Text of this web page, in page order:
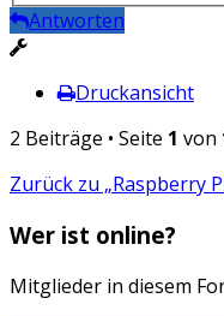
Antworten
Druckansicht
2 Beiträge • Seite 1 von
Zurück zu „Raspberry
Wer ist online?
Mitglieder in diesem